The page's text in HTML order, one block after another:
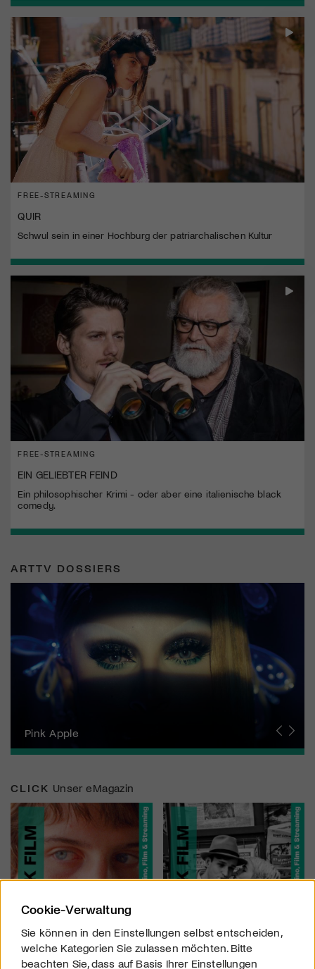
FREE-STREAMING
QUIR
Schwul sein in einer Hochburg der patriarchalischen Kultur
FREE-STREAMING
EIN GELIEBTER FEIND
Ein philosophischer Krimi - oder aber eine italienische black
comedy.
ARTTV DOSSIERS
Zurich Film Festival
Pink Apple
Locarno Film Festival
Human Rights Film Festival Zurich
Yesh! Neues aus der jüdischen Filmwelt
Neuchâtel International Fantastic Film Festival
Visions du Réel
Berlinale
Solothurner Filmtage
Geneva International Film Festival
CLICK Unser eMagazin
Cookie-Verwaltung
Sie können in den Einstellungen selbst entscheiden,
welche Kategorien Sie zulassen möchten. Bitte
beachten Sie, dass auf Basis Ihrer Einstellungen